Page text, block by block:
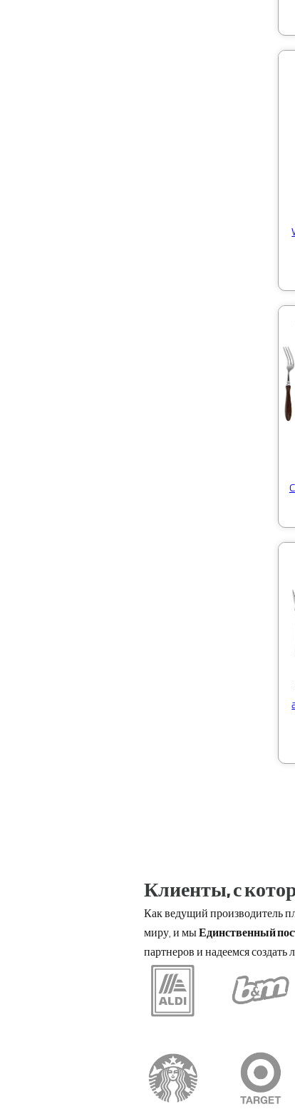
Клиенты, с
Как ведущий производитель
миру, и мыЕдинственный
партнеров и надеемся